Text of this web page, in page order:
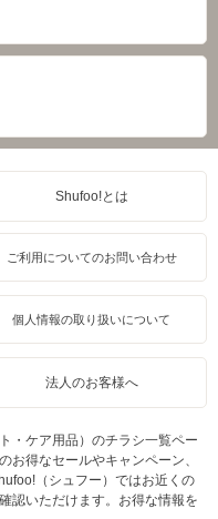
Shufoo!とは
ご利用についてのお問い合わせ
個人情報の取り扱いについて
法人のお客様へ
・ケア用品）のチラシ一覧ペー
お得なセールやキャンペーン、
（シュフー）ではお近くの
認いただけます。お得な情報を